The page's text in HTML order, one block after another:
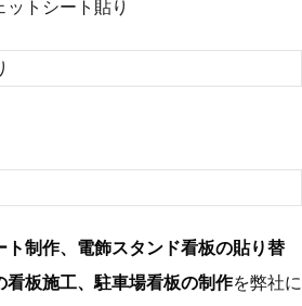
トシート貼り
ト制作、電飾スタンド看板の貼り替
看板施工、駐車場看板の制作を弊社に